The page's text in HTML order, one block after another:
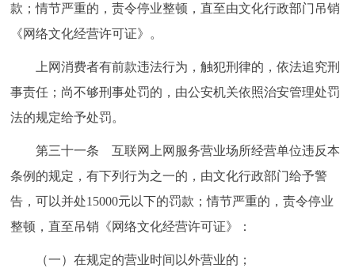
款；情节严重的，责令停业整顿，直至由文化行政部门吊销
《网络文化经营许可证》。
上网消费者有前款违法行为，触犯刑律的，依法追究刑
事责任；尚不够刑事处罚的，由公安机关依照治安管理处罚
法的规定给予处罚。
第三十一条 互联网上网服务营业场所经营单位违反本
条例的规定，有下列行为之一的，由文化行政部门给予警
告，可以并处15000元以下的罚款；情节严重的，责令停业
整顿，直至吊销《网络文化经营许可证》：
（一）在规定的营业时间以外营业的；